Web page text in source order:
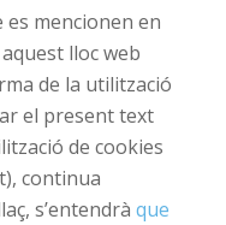
mencionen en
lloc web
de la utilització
el present text
de cookies
continua
s’entendrà que